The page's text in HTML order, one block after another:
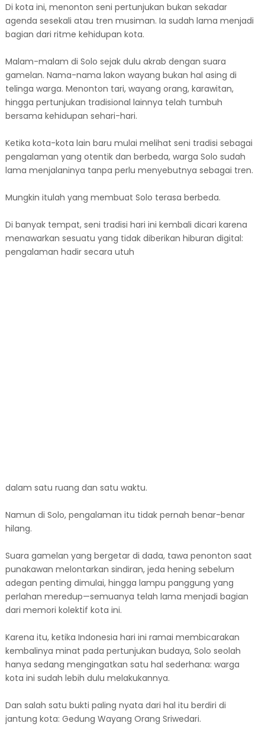
Di kota ini, menonton seni pertunjukan bukan sekadar
agenda sesekali atau tren musiman. Ia sudah lama menjadi
bagian dari ritme kehidupan kota.
Malam-malam di Solo sejak dulu akrab dengan suara
gamelan. Nama-nama lakon wayang bukan hal asing di
telinga warga. Menonton tari, wayang orang, karawitan,
hingga pertunjukan tradisional lainnya telah tumbuh
bersama kehidupan sehari-hari.
Ketika kota-kota lain baru mulai melihat seni tradisi sebagai
pengalaman yang otentik dan berbeda, warga Solo sudah
lama menjalaninya tanpa perlu menyebutnya sebagai tren.
Mungkin itulah yang membuat Solo terasa berbeda.
Di banyak tempat, seni tradisi hari ini kembali dicari karena
menawarkan sesuatu yang tidak diberikan hiburan digital:
pengalaman hadir secara utuh
dalam satu ruang dan satu waktu.
Namun di Solo, pengalaman itu tidak pernah benar-benar
hilang.
Suara gamelan yang bergetar di dada, tawa penonton saat
punakawan melontarkan sindiran, jeda hening sebelum
adegan penting dimulai, hingga lampu panggung yang
perlahan meredup—semuanya telah lama menjadi bagian
dari memori kolektif kota ini.
Karena itu, ketika Indonesia hari ini ramai membicarakan
kembalinya minat pada pertunjukan budaya, Solo seolah
hanya sedang mengingatkan satu hal sederhana: warga
kota ini sudah lebih dulu melakukannya.
Dan salah satu bukti paling nyata dari hal itu berdiri di
jantung kota: Gedung Wayang Orang Sriwedari.